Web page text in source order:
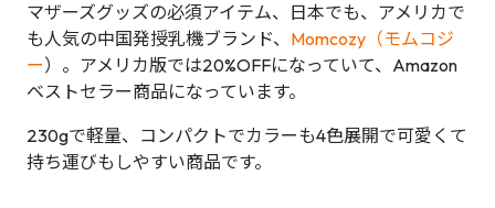
マザーズグッズの必須アイテム、日本でも、アメリカで
も人気の中国発授乳機ブランド、 Momcozy（モムコジ
ー）。アメリカ版では20%OFFになっていて、Amazon
ベストセラー商品になっています。
230gで軽量、コンパクトでカラーも4色展開で可愛くて
持ち運びもしやすい商品です。